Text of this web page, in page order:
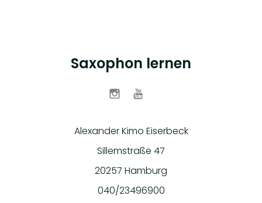
Saxophon lernen
Alexander Kimo Eiserbeck
Sillemstraße 47
20257 Hamburg
040/23496900